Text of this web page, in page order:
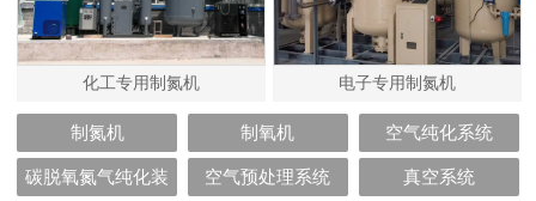
化工专用制氮机 电子专用制氮机
制氮机 制氧机 空气纯化系统
碳脱氧氮气纯化装
空气预处理系统 真空系统